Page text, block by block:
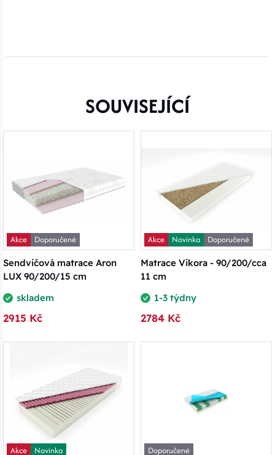
SOUVISEJÍCÍ
Akce
Doporučené
Sendvičová matrace Aron
LUX 90/200/15 cm
skladem
2915 Kč
Akce Novinka
Doporučené
Matrace Vikora - 90/200/cca
11 cm
1-3 týdny
2784 Kč
Akce Novinka Doporučené